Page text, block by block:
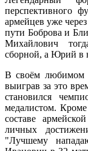
перспективного
армейцев уже
пути Боброва и
Михайлович
сборной, а Юрий в
В своём любимом
выиграв за это
становился
медалистом.
составе
личных
"Лучшему